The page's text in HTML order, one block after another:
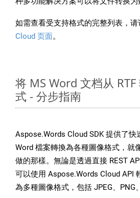
如需查看受支持格式的完整列表，请
Cloud 页面。
将 MS Word 文档从
式 - 分步指南
Aspose.Words Cloud SDK 提供了快
Word 檔案轉換為各種圖像格式，就
做的那樣。無論是透過直接 REST
可以使用 Aspose.Words Cloud API
為多種圖像格式，包括 JPEG、PNG